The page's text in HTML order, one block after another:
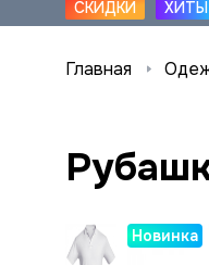
СКИДКИ
ХИТЫ
Главная
Новинка